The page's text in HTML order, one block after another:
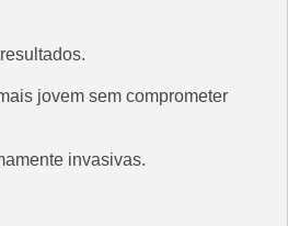
jovem sem comprometer
invasivas.